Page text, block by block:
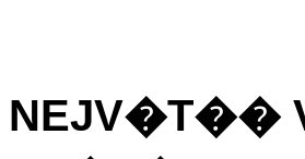
NEJV�T��